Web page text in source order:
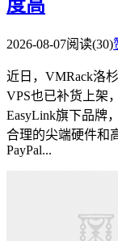
度高
2026-08-07阅读(30)
近日，VMRack洛
VPS也已补货上架
EasyLink旗下品牌
合理的尖端硬件和
PayPal...